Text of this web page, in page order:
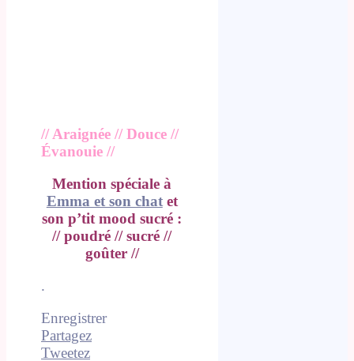
// Araignée // Douce //
Évanouie //
Mention spéciale à
Emma et son chatet
son p’tit mood sucré :
// poudré // sucré //
goûter //
.
Enregistrer
Partagez
Tweetez